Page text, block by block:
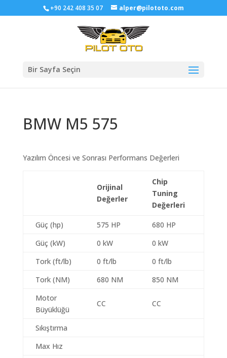
+90 242 408 35 07 alper@pilototo.com
Bir Sayfa Seçin
BMW M5 575
Yazılım Öncesi ve Sonrası Performans Değerleri
Orijinal
Değerler
Chip
Tuning
Değerleri
Güç (hp) 575 HP
680 HP
Güç (kW)
0 kW
0 kW
Tork (ft/lb)
0 ft/lb
0 ft/lb
Tork (NM)
680 NM
850 NM
Motor
Büyüklüğü
CC CC
Sıkıştırma
Max Hız